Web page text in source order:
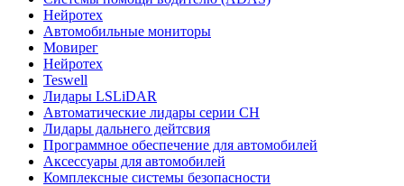
Нейротех
Автомобильные мониторы
Мовирег
Нейротех
Teswell
Лидары LSLiDAR
Автоматические лидары серии CH
Лидары дальнего дейтсвия
Программное обеспечение для автомобилей
Аксессуары для автомобилей
Комплексные системы безопасности